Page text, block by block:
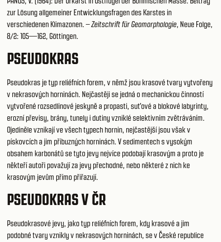
zur Lösung allgemeiner Entwicklungsfragen des Karstes in
verschiedenen Klimazonen. –Zeitschrift für Geomorphologie, Neue Folge,
8/2: 105—162, Göttingen.
PSEUDOKRAS
Pseudokras je typ reliéfních forem, v němž jsou krasové tvary vytvořeny
v nekrasových horninách. Nejčastěji se jedná o mechanickou činností
vytvořené rozsedlinové jeskyně a propasti, suťové a blokové labyrinty,
erozní převisy, brány, tunely i dutiny vzniklé selektivním zvětráváním.
Ojediněle vznikají ve všech typech hornin, nejčastější jsou však v
pískovcích a jim příbuzných horninách. V sedimentech s vysokým
obsahem karbonátů se tyto jevy nejvíce podobají krasovým a proto je
někteří autoři považují za jevy přechodné, nebo některé z nich ke
krasovým jevům přímo přiřazují.
PSEUDOKRAS V ČR
Pseudokrasové jevy, jako typ reliéfních forem, kdy krasové a jim
podobné tvary vznikly v nekrasových horninách, se v České republice